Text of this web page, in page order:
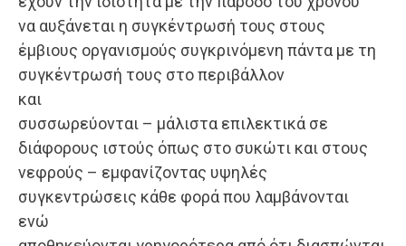
να αυξάνεται η συγκέντρωσή τους στους
έμβιους οργανισμούς συγκρινόμενη πάντα με τη
συγκέντρωσή τους στο περιβάλλον
και
συσσωρεύονται – μάλιστα επιλεκτικά σε
διάφορους ιστούς όπως στο συκώτι και στους
νεφρούς – εμφανίζοντας υψηλές
συγκεντρώσεις κάθε φορά που λαμβάνονται
ενώ